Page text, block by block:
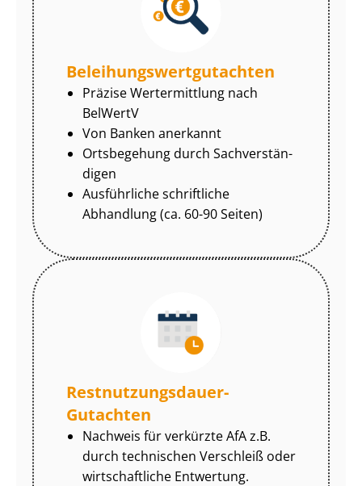
Be­lei­hungs­wert­gut­ach­ten
Präzise Wertermittlung nach
BelWertV
Von Banken anerkannt
Ortsbegehung durch Sach­ver­stän­
di­gen
Ausführliche schriftliche
Abhandlung (ca. 60-90 Seiten)
Rest­nut­zungs­dau­er-
Gutachten
Nachweis für verkürzte AfA z.B.
durch technischen Verschleiß oder
wirtschaftliche Entwertung.